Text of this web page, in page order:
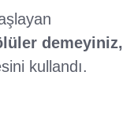
demeyiniz,
kullandı.